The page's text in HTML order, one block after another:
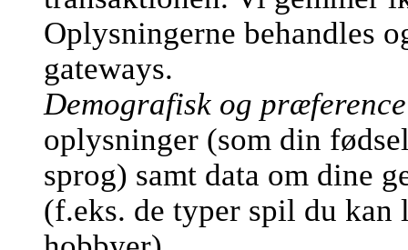
Oplysningerne behandles
gateways.
Demografisk og
oplysninger (som din
sprog) samt data om dine
(f.eks. de typer spil du kan